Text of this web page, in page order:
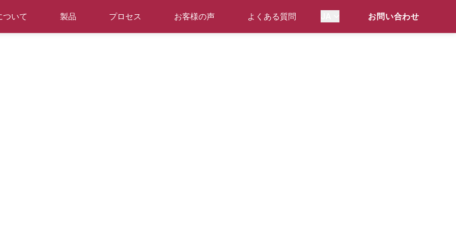
ついて 製品 プロセス お客様の声 よくある質問 お問い合わせ